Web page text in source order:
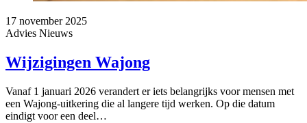
17 november 2025
Advies Nieuws
Wijzigingen Wajong
Vanaf 1 januari 2026 verandert er iets belangrijks voor mensen met
een Wajong-uitkering die al langere tijd werken. Op die datum
eindigt voor een deel…